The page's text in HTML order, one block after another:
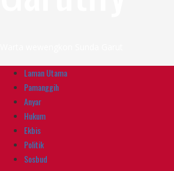
Primary
Menu
Laman Utama
Pamanggih
Anyar
Hukum
Ekbis
Politik
Sosbud